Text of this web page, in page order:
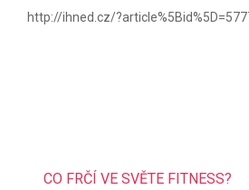
CO FRČÍ VE SVĚTE FITNESS?